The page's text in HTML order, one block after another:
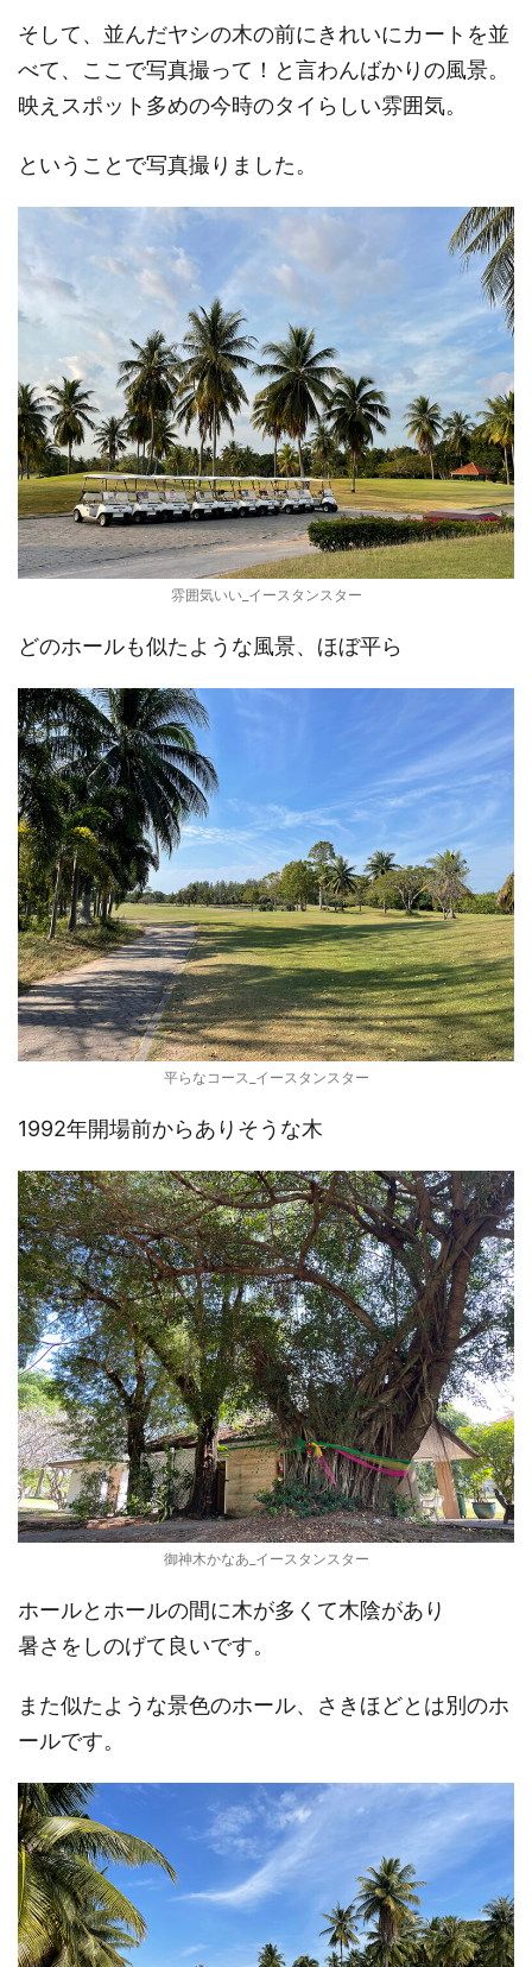
そして、並んだヤシの木の前にきれいにカートを並
べて、ここで写真撮って！と言わんばかりの風景。
映えスポット多めの今時のタイらしい雰囲気。
ということで写真撮りました。
雰囲気いい_イースタンスター
どのホールも似たような風景、ほぼ平ら
平らなコース_イースタンスター
1992年開場前からありそうな木
御神木かなあ_イースタンスター
ホールとホールの間に木が多くて木陰があり
暑さをしのげて良いです。
また似たような景色のホール、さきほどとは別のホ
ールです。